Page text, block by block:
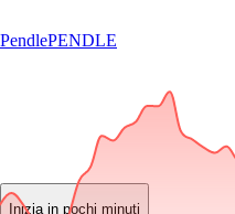
PendlePENDLE
Inizia in pochi minuti